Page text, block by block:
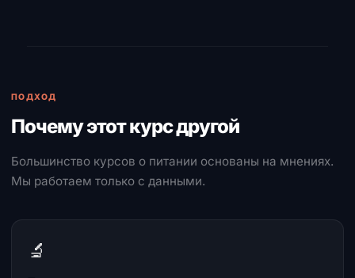
ПОДХОД
Почему этот курс другой
Большинство курсов о питании основаны на мнениях.
Мы работаем только с данными.
🔬